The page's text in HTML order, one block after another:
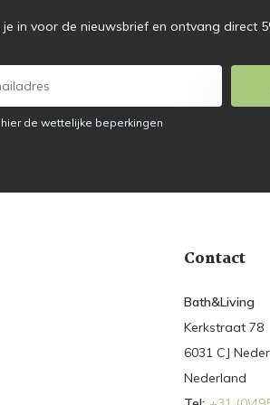
je in voor de nieuwsbrief en ontvang direct
de wettelijke beperkingen
Contact
Bath&Living
Kerkstraat 78
6031 CJ
Nederland